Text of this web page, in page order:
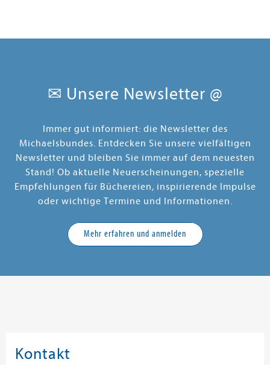
✉ Unsere Newsletter @
Immer gut informiert: die Newsletter des
Michaelsbundes. Entdecken Sie unsere vielfältigen
Newsletter und bleiben Sie immer auf dem neuesten
Stand! Ob aktuelle Neuerscheinungen, spezielle
Empfehlungen für Büchereien, inspirierende Impulse
oder wichtige Termine und Informationen.
Mehr erfahren und anmelden
Kontakt